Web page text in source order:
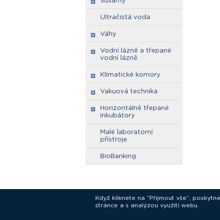
Ultračistá voda
Váhy
Vodní lázně a třepané
vodní lázně
Klimatické komory
Vakuová technika
Horizontálně třepané
inkubátory
Malé laboratorní
přístroje
BioBanking
Když kliknete na “Přijmout vše”,
stránce a s analýzou využití webu.